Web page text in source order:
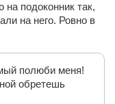
на подоконник так,
на него. Ровно в
полюби меня!
обретешь